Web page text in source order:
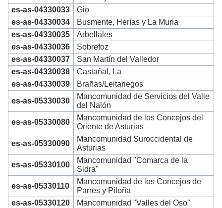
es-as-04330033
Gio
es-as-04330034
Busmente, Herías y La Muria
es-as-04330035
Arbellales
es-as-04330036
Sobrefoz
es-as-04330037
San Martín del Valledor
es-as-04330038
Castañal, La
es-as-04330039
Brañas/Leitariegos
es-as-05330030
Mancomunidad de Servicios del Valle
del Nalón
es-as-05330080
Mancomunidad de los Concejos del
Oriente de Asturias
es-as-05330090
Mancomunidad Suroccidental de
Asturias
es-as-05330100
Mancomunidad "Comarca de la
Sidra"
es-as-05330110
Mancomunidad de los Concejos de
Parres y Piloña
es-as-05330120
Mancomunidad "Valles del Oso"